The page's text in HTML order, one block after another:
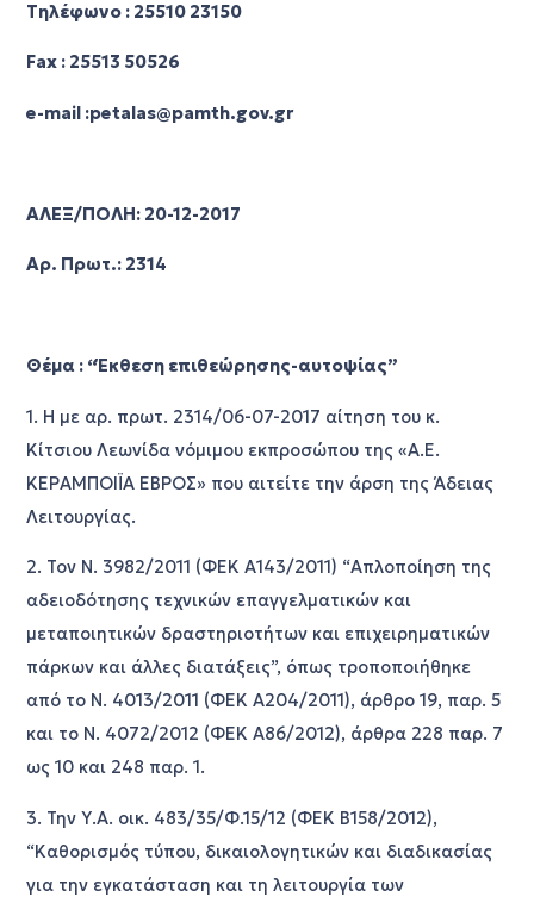
Τηλέφωνο : 25510 23150
Fax : 25513 50526
e-mail :petalas@pamth.gov.gr
ΑΛΕΞ/ΠΟΛΗ: 20-12-2017
Αρ. Πρωτ.: 2314
Θέμα : “Έκθεση επιθεώρησης-αυτοψίας”
1. Η με αρ. πρωτ. 2314/06-07-2017 αίτηση του κ.
Κίτσιου Λεωνίδα νόμιμου εκπροσώπου της «Α.Ε.
ΚΕΡΑΜΠΟΙΪΑ ΕΒΡΟΣ» που αιτείτε την άρση της Άδειας
Λειτουργίας.
2. Τον Ν. 3982/2011 (ΦΕΚ Α143/2011) “Απλοποίηση της
αδειοδότησης τεχνικών επαγγελματικών και
μεταποιητικών δραστηριοτήτων και επιχειρηματικών
πάρκων και άλλες διατάξεις”, όπως τροποποιήθηκε
από το Ν. 4013/2011 (ΦΕΚ Α204/2011), άρθρο 19, παρ. 5
και το Ν. 4072/2012 (ΦΕΚ Α86/2012), άρθρα 228 παρ. 7
ως 10 και 248 παρ. 1.
3. Την Υ.Α. οικ. 483/35/Φ.15/12 (ΦΕΚ Β158/2012),
“Καθορισμός τύπου, δικαιολογητικών και διαδικασίας
για την εγκατάσταση και τη λειτουργία των